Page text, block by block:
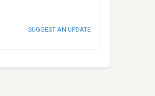
SUGGEST AN UPDATE